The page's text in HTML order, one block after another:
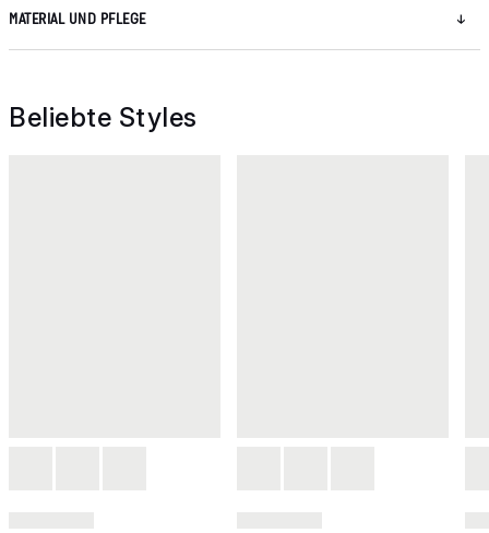
MATERIAL UND PFLEGE
Beliebte Styles